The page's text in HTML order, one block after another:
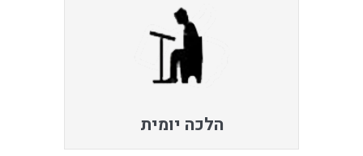
הלכה יומית